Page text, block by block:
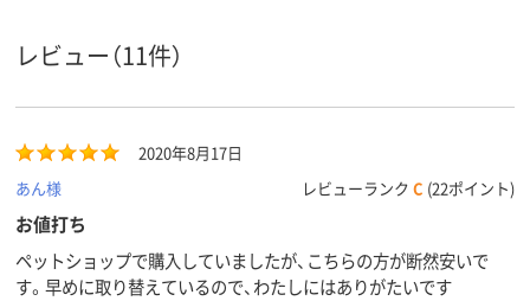
レビュー（11件）
2020年8月17日
あん様
レビューランク C (22ポイント)
お値打ち
ペットショップで購入していましたが、こちらの方が断然安いで
す。早めに取り替えているので、わたしにはありがたいです